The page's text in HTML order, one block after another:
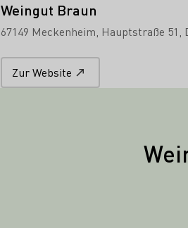
Weingut Braun
67149 Meckenheim Hauptstraße 51
Zur Website